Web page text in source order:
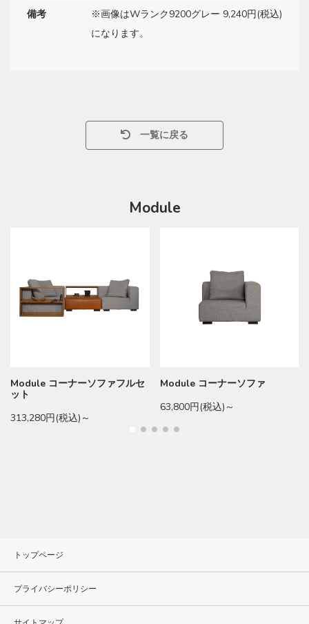
備考
※画像はWランク9200グレー 9,240円(税込)
になります。
一覧に戻る
Module
Module コーナーソファフルセ
ット
313,280円(税込)～
Module コーナーソファ
63,800円(税込)～
トップページ
プライバシーポリシー